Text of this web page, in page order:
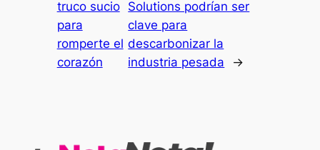
truco sucio
para
romperte el
corazón
Solutions podrían ser
clave para
descarbonizar la
industria pesada
→